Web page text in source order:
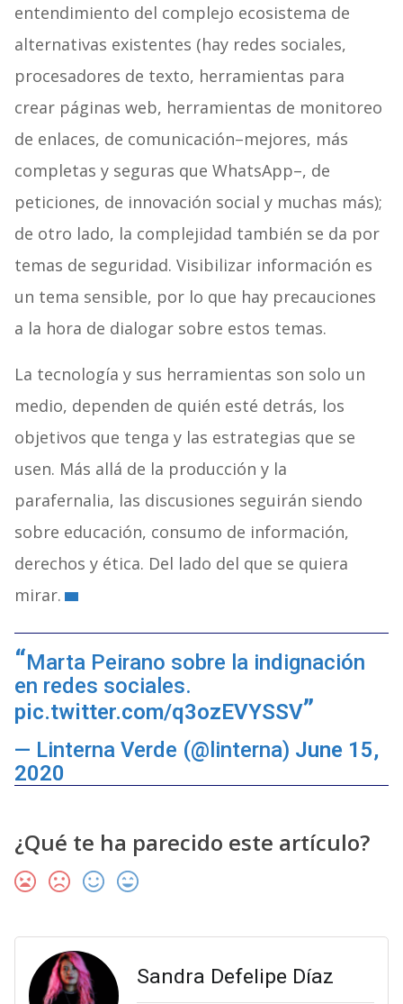
entendimiento del complejo ecosistema de
alternativas existentes (hay redes sociales,
procesadores de texto, herramientas para
crear páginas web, herramientas de monitoreo
de enlaces, de comunicación–mejores, más
completas y seguras que WhatsApp–, de
peticiones, de innovación social y muchas más);
de otro lado, la complejidad también se da por
temas de seguridad. Visibilizar información es
un tema sensible, por lo que hay precauciones
a la hora de dialogar sobre estos temas.
La tecnología y sus herramientas son solo un
medio, dependen de quién esté detrás, los
objetivos que tenga y las estrategias que se
usen. Más allá de la producción y la
parafernalia, las discusiones seguirán siendo
sobre educación, consumo de información,
derechos y ética. Del lado del que se quiera
mirar.
Marta Peirano sobre la indignación
en redes sociales.
pic.twitter.com/q3ozEVYSSV
— Linterna Verde (@linterna) June 15,
2020
¿Qué te ha parecido este artículo?
Sandra Defelipe Díaz